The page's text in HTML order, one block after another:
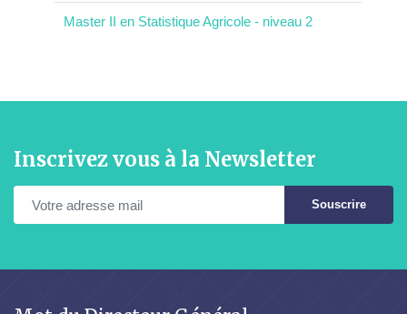
Master II en Statistique Agricole - niveau 2
Inscrivez vous à la Newsletter
Souscrire